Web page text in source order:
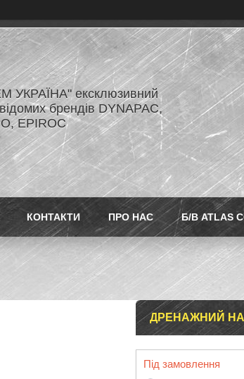
ексклюзивний
брендів DYNAPAC,
EPIROC
КОНТАКТИ ПРО НАС Б/В ATLAS
ДРЕНАЖНИЙ
Під замовлення